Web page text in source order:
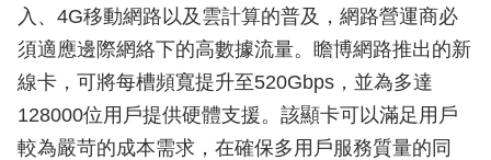
入、4G移動網路以及雲計算的普及，網路營運商必
須適應邊際網絡下的高數據流量。瞻博網路推出的新
線卡，可將每槽頻寬提升至520Gbps，並為多達
128000位用戶提供硬體支援。該顯卡可以滿足用戶
較為嚴苛的成本需求，在確保多用戶服務質量的同